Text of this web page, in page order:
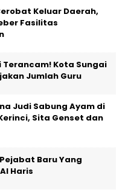
Keluar Daerah,
Fasilitas
Terancam! Kota Sungai
Jumlah Guru
Judi Sabung Ayam di
Sita Genset dan
Baru Yang
Haris